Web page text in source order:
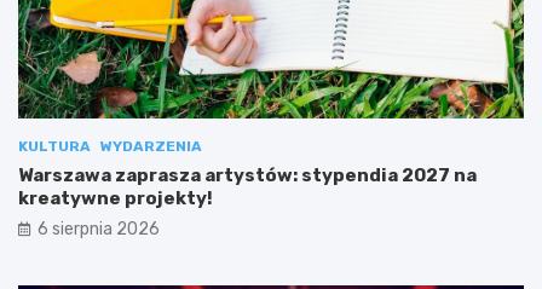
KULTURA WYDARZENIA
Warszawa zaprasza artystów: stypendia 2027 na
kreatywne projekty!
6 sierpnia 2026